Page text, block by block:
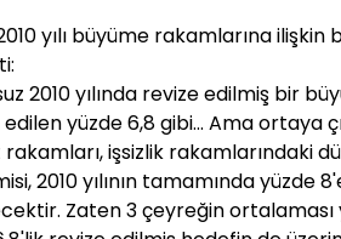
yılı büyüme rakamlarına
2010 yılında revize edilmiş bir
yüzde 6,8 gibi... Ama ortaya
işsizlik rakamlarındaki
2010 yılının tamamında yüzde
Zaten 3 çeyreğin ortalaması